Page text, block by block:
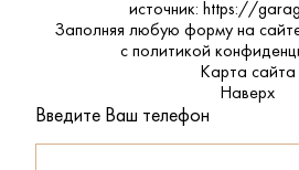
источник: https://
Заполняя любую форму на
с политикой
Карта сайта
Наверх
Введите Ваш телефон